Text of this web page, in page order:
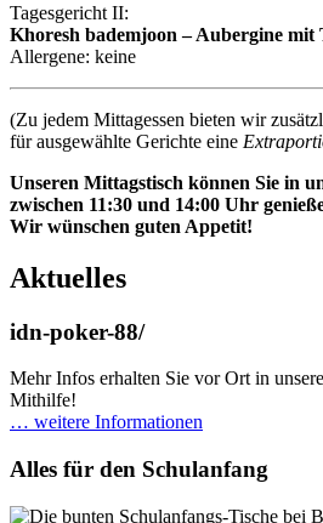
Tagesgericht II:
Khoresh bademjoon – Aubergine mit
Allergene: keine
(Zu jedem Mittagessen bieten wir
für ausgewählte Gerichte eine
Unseren Mittagstisch können Sie in
zwischen 11:30 und 14:00 Uhr
Wir wünschen guten Appetit!
Aktuelles
idn-poker-88/
Mehr Infos erhalten Sie vor Ort in
Mithilfe!
… weitere Informationen
Alles für den Schulanfang